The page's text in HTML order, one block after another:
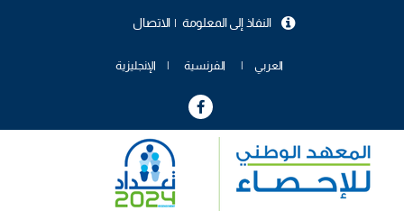
الاتصال النفاذ إلى المعلومة
العربي الفرنسية الإنجليزية